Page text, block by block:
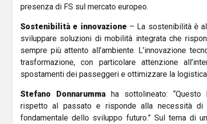
presenza di FS sul mercato europeo.
Sostenibilità e innovazione – La sostenibilità è
sviluppare soluzioni di mobilità integrata che
sempre più attento all’ambiente. L’innovazione
trasformazione, con particolare attenzione
spostamenti dei passeggeri e ottimizzare la
Stefano Donnarumma ha sottolineato:
rispetto al passato e risponde alla necessità di
fondamentale dello sviluppo futuro.” Sul tema di